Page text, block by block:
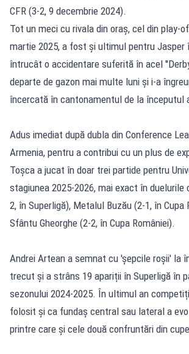
CFR (3-2, 9 decembrie 2024).
Tot un meci cu rivala din oraș, cel din play-
martie 2025, a fost și ultimul pentru Jasper
întrucât o accidentare suferită în acel
departe de gazon mai multe luni și i-a
încercată în cantonamentul de la începutul
Adus imediat după dubla din Conference
Armenia, pentru a contribui cu un plus de
Toșca a jucat în doar trei partide pentru
stagiunea 2025-2026, mai exact în duelurile
2, în Superligă), Metalul Buzău (2-1, în Cupa
Sfântu Gheorghe (2-2, în Cupa României).
Andrei Artean a semnat cu 'șepcile roșii' la
trecut și a strâns 19 apariții în Superligă în
sezonului 2024-2025. În ultimul an
folosit și ca fundaș central sau lateral a
printre care și cele două confruntări din